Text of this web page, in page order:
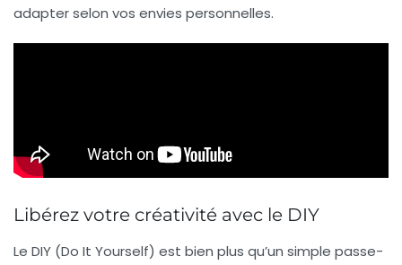
adapter selon vos envies personnelles.
Libérez votre créativité avec le DIY
Le DIY (Do It Yourself) est bien plus qu’un simple passe-